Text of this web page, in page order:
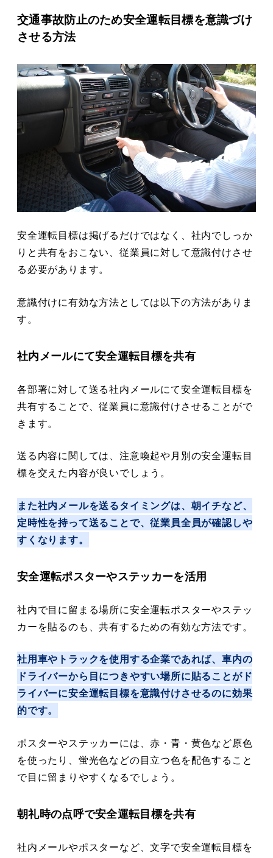
交通事故防止のため安全運転目標を意識づけ
させる方法
安全運転目標は掲げるだけではなく、社内でしっか
りと共有をおこない、従業員に対して意識付けさせ
る必要があります。
意識付けに有効な方法としては以下の方法がありま
す。
社内メールにて安全運転目標を共有
各部署に対して送る社内メールにて安全運転目標を
共有することで、従業員に意識付けさせることがで
きます。
送る内容に関しては、注意喚起や月別の安全運転目
標を交えた内容が良いでしょう。
また社内メールを送るタイミングは、朝イチなど、
定時性を持って送ることで、従業員全員が確認しや
すくなります。
安全運転ポスターやステッカーを活用
社内で目に留まる場所に安全運転ポスターやステッ
カーを貼るのも、共有するための有効な方法です。
社用車やトラックを使用する企業であれば、車内の
ドライバーから目につきやすい場所に貼ることがド
ライバーに安全運転目標を意識付けさせるのに効果
的です。
ポスターやステッカーには、赤・青・黄色など原色
を使ったり、蛍光色などの目立つ色を配色すること
で目に留まりやすくなるでしょう。
朝礼時の点呼で安全運転目標を共有
社内メールやポスターなど、文字で安全運転目標を